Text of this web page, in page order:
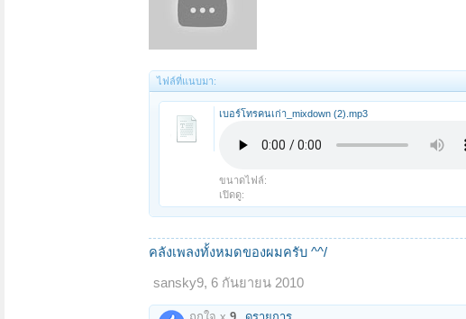
ไฟล์ที่แนบมา:
เบอร์โทรคนเก่า_mixdown (2).mp3
ขนาดไฟล์:
เปิดดู:
คลังเพลงทั้งหมดของผมครับ ^^/
sansky9, 6 กันยายน 2010